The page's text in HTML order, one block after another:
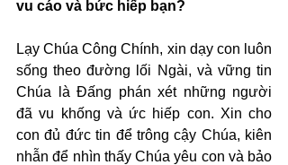
vu cáo và bức hiếp bạn?
Lạy Chúa Công Chính, xin dạy con luôn
sống theo đường lối Ngài, và vững tin
Chúa là Đấng phán xét những người
đã vu khống và ức hiếp con. Xin cho
con đủ đức tin để trông cậy Chúa, kiên
nhẫn để nhìn thấy Chúa yêu con và bảo